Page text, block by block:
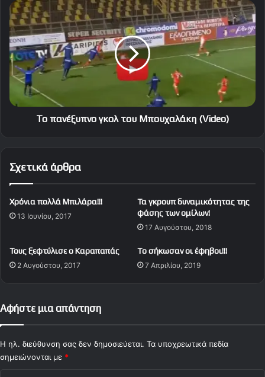
Το
πανέξυπνο
γκολ
του
Μπουχαλάκη
(Video)
Το πανέξυπνο γκολ του Μπουχαλάκη (Video)
Σχετικά άρθρα
Χρόνια πολλά Μπιλάρα!!!
13 Ιουνίου, 2017
Τα γκρουπ δυναμικότητας της
φάσης των ομίλων!
17 Αυγούστου, 2018
Τους ξεφτύλισε ο Καραπαπάς
2 Αυγούστου, 2017
To σήκωσαν οι έφηβοι!!!
7 Απριλίου, 2019
Αφήστε μια απάντηση
Η ηλ. διεύθυνση σας δεν δημοσιεύεται. Τα υποχρεωτικά πεδία
σημειώνονται με *